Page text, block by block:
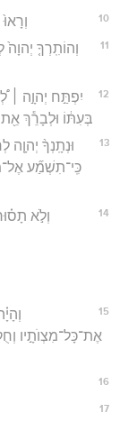
10
11
וְהוֹתִֽרְךָ֤
12
יִפְתַּ֣ח יְהוָ֣ה ׀
בְּעִתּ֔וֹ וּלְבָרֵ֕ךְ אֵ֖ת
13
וּנְתָֽנְךָ֨ יְהוָ֤ה
כִּֽי־תִשְׁמַ֞ע
14
וְלֹ֣א
15
אֶת־כָּל־מִצְוֺתָ֣יו
16
17